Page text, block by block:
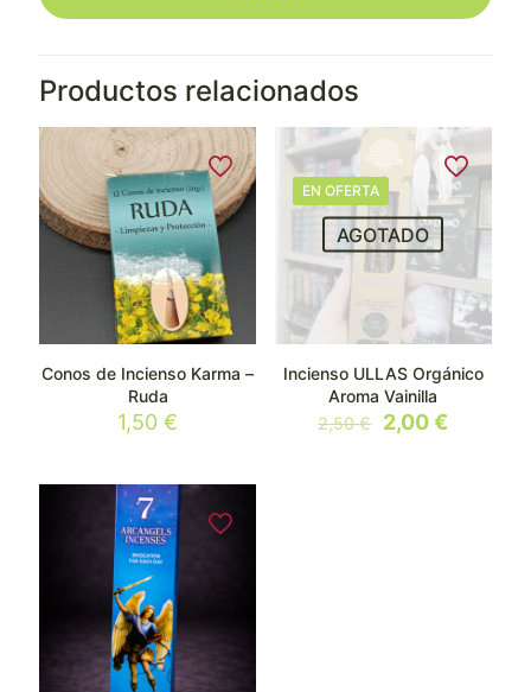
Productos relacionados
Conos de Incienso Karma –
Ruda
1,50€
EN OFERTA
AGOTADO
Incienso ULLAS Orgánico
Aroma Vainilla
2,50€
El
2,00€